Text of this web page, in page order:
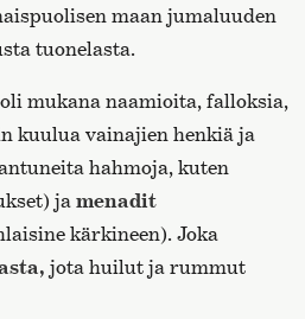
maan jumaluuden
tuonelasta.
mukana naamioita, falloksia,
kuulua vainajien henkiä ja
hahmoja, kuten
ja menadit
kärkineen). Joka
jota huilut ja rummut